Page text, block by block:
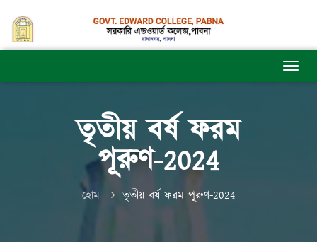
তৃতীয় বর্ষ ফরম
পূরুণ-2024
হোম তৃতীয় বর্ষ ফরম পূরুণ-2024